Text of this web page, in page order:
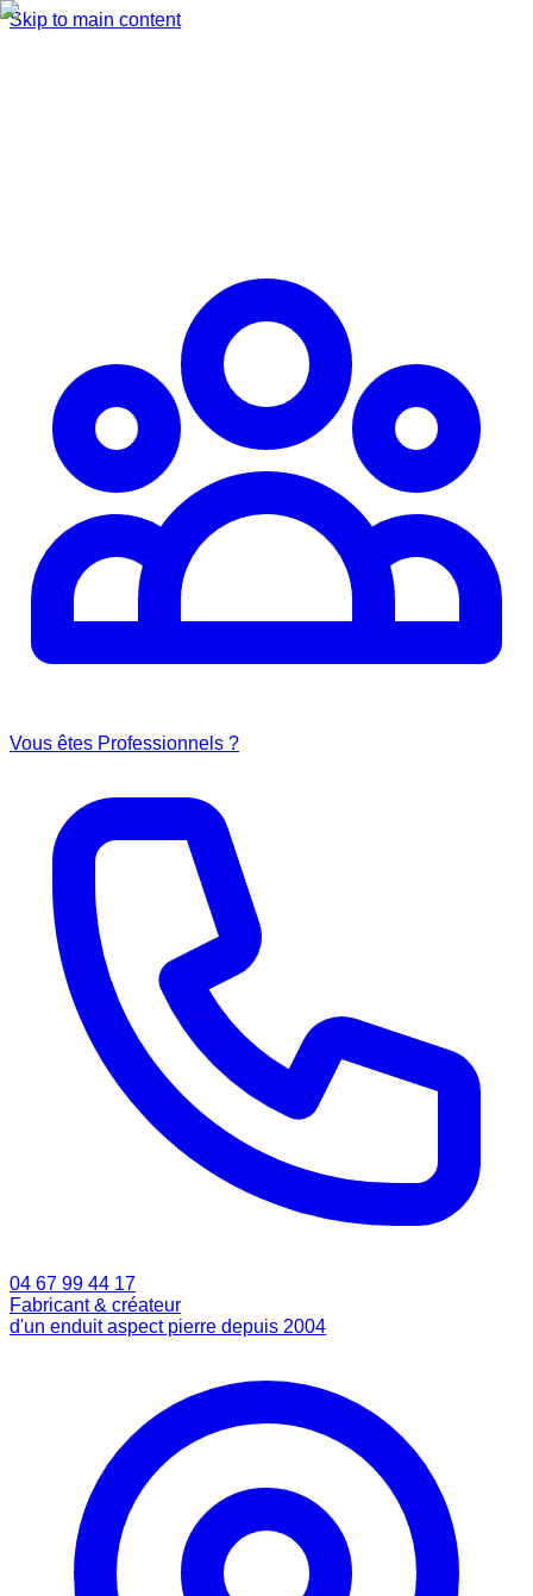
Skip to main content
Vous êtes Professionnels ?
04 67 99 44 17
Fabricant & créateur
d'un enduit aspect pierre depuis 2004